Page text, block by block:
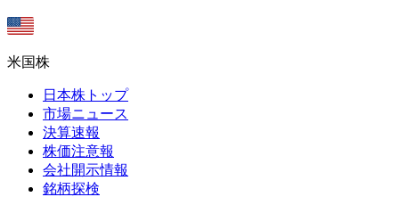
米国株
日本株トップ
市場ニュース
決算速報
株価注意報
会社開示情報
銘柄探検